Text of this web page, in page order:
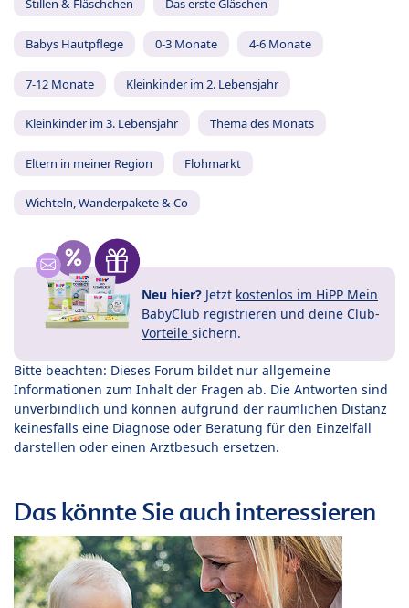
Stillen & Fläschchen Das erste Gläschen
Babys Hautpflege 0-3 Monate 4-6 Monate
7-12 Monate Kleinkinder im 2. Lebensjahr
Kleinkinder im 3. Lebensjahr Thema des Monats
Eltern in meiner Region Flohmarkt
Wichteln, Wanderpakete & Co
Neu hier? Jetzt kostenlos im HiPP Mein
BabyClub registrieren und deine Club-
Vorteile sichern.
Bitte beachten: Dieses Forum bildet nur allgemeine
Informationen zum Inhalt der Fragen ab. Die Antworten sind
unverbindlich und können aufgrund der räumlichen Distanz
keinesfalls eine Diagnose oder Beratung für den Einzelfall
darstellen oder einen Arztbesuch ersetzen.
Das könnte Sie auch interessieren